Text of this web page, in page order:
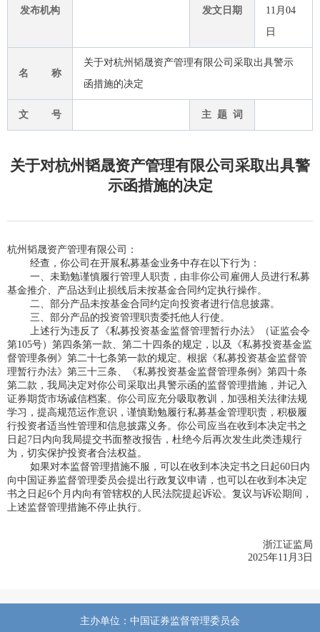
发布机构 发文日期
11月04
日
名 称
关于对杭州韬晟资产管理有限公司采取出具警示
函措施的决定
文 号 主 题 词
关于对杭州韬晟资产管理有限公司采取出具警
示函措施的决定
杭州韬晟资产管理有限公司：
经查，你公司在开展私募基金业务中存在以下行为：
一、未勤勉谨慎履行管理人职责，由非你公司雇佣人员进行私募
基金推介、产品达到止损线后未按基金合同约定执行操作。
二、部分产品未按基金合同约定向投资者进行信息披露。
三、部分产品的投资管理职责委托他人行使。
上述行为违反了《私募投资基金监督管理暂行办法》（证监会令
第105号）第四条第一款、第二十四条的规定，以及《私募投资基金监
督管理条例》第二十七条第一款的规定。根据《私募投资基金监督管
理暂行办法》第三十三条、《私募投资基金监督管理条例》第四十条
第二款，我局决定对你公司采取出具警示函的监督管理措施，并记入
证券期货市场诚信档案。你公司应充分吸取教训，加强相关法律法规
学习，提高规范运作意识，谨慎勤勉履行私募基金管理职责，积极履
行投资者适当性管理和信息披露义务。你公司应当在收到本决定书之
日起7日内向我局提交书面整改报告，杜绝今后再次发生此类违规行
为，切实保护投资者合法权益。
如果对本监督管理措施不服，可以在收到本决定书之日起60日内
向中国证券监督管理委员会提出行政复议申请，也可以在收到本决定
书之日起6个月内向有管辖权的人民法院提起诉讼。复议与诉讼期间，
上述监督管理措施不停止执行。
浙江证监局
2025年11月3日
主办单位：中国证券监督管理委员会